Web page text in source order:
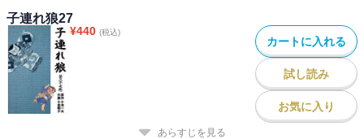
子連れ狼27
¥440 (税込)
カートに入れる
試し読み
お気に入り
あらすじを見る